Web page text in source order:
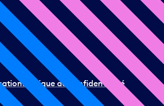
Politique de confidentialité